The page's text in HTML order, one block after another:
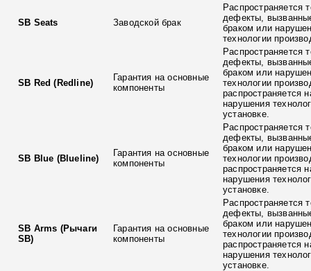
SB Seats Заводской брак
Распространяется
дефекты,
браком или
технологии
SB Red (Redline)
Гарантия на основные
компоненты
Распространяется
дефекты,
браком или
технологии
распространяется
нарушения
установке.
SB Blue (Blueline)
Гарантия на основные
компоненты
Распространяется
дефекты,
браком или
технологии
распространяется
нарушения
установке.
SB Arms (Рычаги
SB)
Гарантия на основные
компоненты
Распространяется
дефекты,
браком или
технологии
распространяется
нарушения
установке.